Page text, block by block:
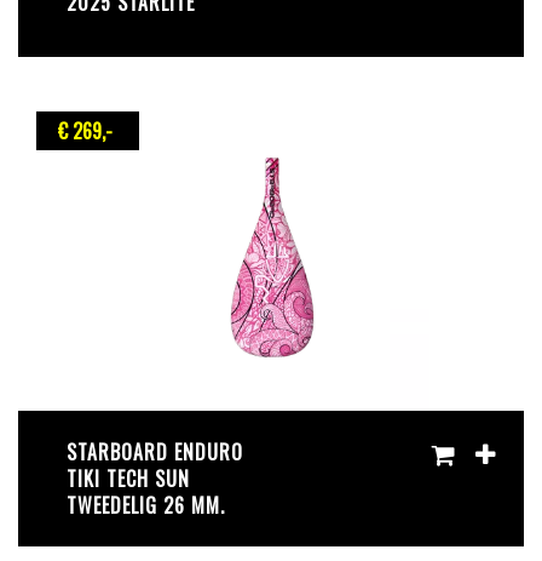
€ 269,-
STARBOARD ENDURO
TIKI TECH SUN
TWEEDELIG 26 MM.